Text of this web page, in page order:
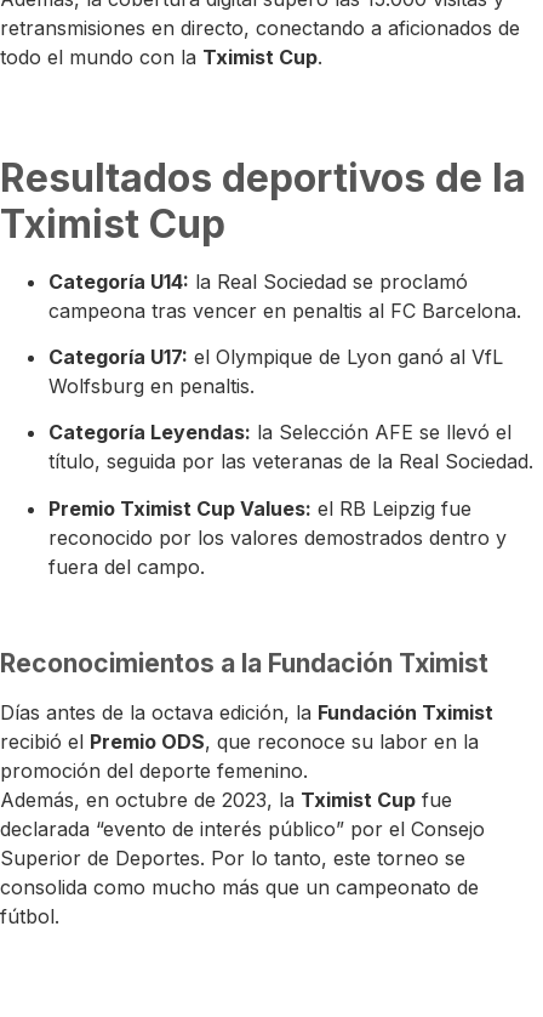
retransmisiones en directo, conectando a aficionados de
todo el mundo con la Tximist Cup.
Resultados deportivos de la
Tximist Cup
Categoría U14: la Real Sociedad se proclamó
campeona tras vencer en penaltis al FC Barcelona.
Categoría U17: el Olympique de Lyon ganó al VfL
Wolfsburg en penaltis.
Categoría Leyendas: la Selección AFE se llevó el
título, seguida por las veteranas de la Real Sociedad.
Premio Tximist Cup Values: el RB Leipzig fue
reconocido por los valores demostrados dentro y
fuera del campo.
Reconocimientos a la Fundación Tximist
Días antes de la octava edición, la Fundación Tximist
recibió el Premio ODS, que reconoce su labor en la
promoción del deporte femenino.
Además, en octubre de 2023, la Tximist Cup fue
declarada “evento de interés público” por el Consejo
Superior de Deportes. Por lo tanto, este torneo se
consolida como mucho más que un campeonato de
fútbol.